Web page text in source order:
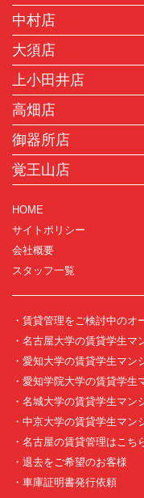
中村店
大須店
上小田井店
高畑店
御器所店
覚王山店
HOME
サイトポリシー
会社概要
スタッフ一覧
・賃貸管理をご検討中のオ
・名古屋大学の賃貸学生マ
・愛知大学の賃貸学生マン
・愛知学院大学の賃貸学生
・名城大学の賃貸学生マン
・中京大学の賃貸学生マン
・名古屋の賃貸管理はこち
・退去をご希望のお客様
・車庫証明書発行依頼